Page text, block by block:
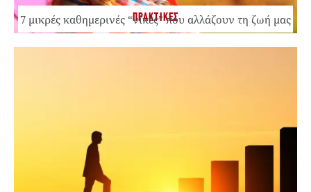
ΠΡΑΚΤΙΚΕΣ
7 μικρές καθημερινές “νίκες” που αλλάζουν τη ζωή μας